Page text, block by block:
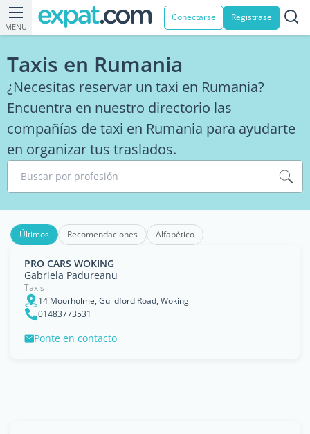
MENU
Conectarse Registrase
Taxis en Rumania
¿Necesitas reservar un taxi en Rumania?
Encuentra en nuestro directorio las
compañías de taxi en Rumania para ayudarte
en organizar tus traslados.
Buscar por profesión
Últimos Recomendaciones Alfabético
PRO CARS WOKING
Gabriela Padureanu
Taxis
14 Moorholme, Guildford Road, Woking
01483773531
Ponte en contacto